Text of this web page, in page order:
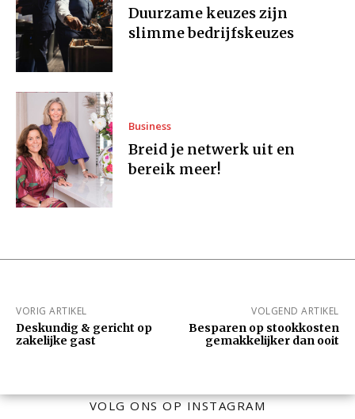
Duurzame keuzes zijn
slimme bedrijfskeuzes
Business
Breid je netwerk uit en
bereik meer!
VORIG ARTIKEL
Deskundig & gericht op
zakelijke gast
VOLGEND ARTIKEL
Besparen op stookkosten
gemakkelijker dan ooit
VOLG ONS OP INSTAGRAM